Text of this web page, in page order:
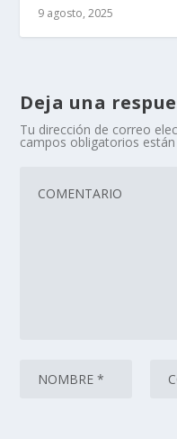
9 agosto, 2025
Deja una
Tu dirección de correo
campos obligatorios